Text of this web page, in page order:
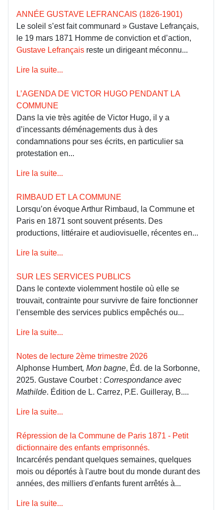
ANNÉE GUSTAVE LEFRANCAIS (1826-1901)
Le soleil s’est fait communard » Gustave Lefrançais,
le 19 mars 1871 Homme de conviction et d’action,
Gustave Lefrançais reste un dirigeant méconnu...
Lire la suite...
L’AGENDA DE VICTOR HUGO PENDANT LA
COMMUNE
Dans la vie très agitée de Victor Hugo, il y a
d’incessants déménagements dus à des
condamnations pour ses écrits, en particulier sa
protestation en...
Lire la suite...
RIMBAUD ET LA COMMUNE
Lorsqu’on évoque Arthur Rimbaud, la Commune et
Paris en 1871 sont souvent présents. Des
productions, littéraire et audiovisuelle, récentes en...
Lire la suite...
SUR LES SERVICES PUBLICS
Dans le contexte violemment hostile où elle se
trouvait, contrainte pour survivre de faire fonctionner
l’ensemble des services publics empêchés ou...
Lire la suite...
Notes de lecture 2ème trimestre 2026
Alphonse Humbert, Mon bagne, Éd. de la Sorbonne,
2025. Gustave Courbet : Correspondance avec
Mathilde. Édition de L. Carrez, P.E. Guilleray, B....
Lire la suite...
Répression de la Commune de Paris 1871 - Petit
dictionnaire des enfants emprisonnés.
Incarcérés pendant quelques semaines, quelques
mois ou déportés à l'autre bout du monde durant des
années, des milliers d'enfants furent arrêtés à...
Lire la suite...